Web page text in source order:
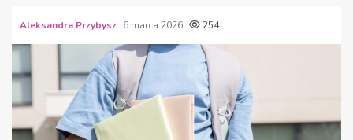
Aleksandra Przybysz 6 marca 2026 254